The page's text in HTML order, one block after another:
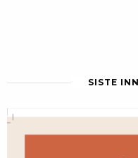
SISTE